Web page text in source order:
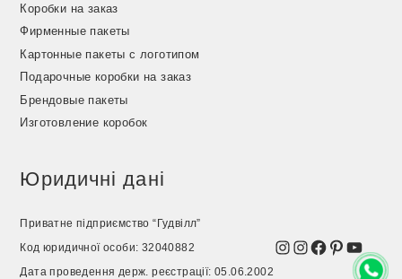
Коробки на заказ
Фирменные пакеты
Картонные пакеты с логотипом
Подарочные коробки на заказ
Брендовые пакеты
Изготовление коробок
Юридичні дані
Приватне підприємство “Гудвілл”
Код юридичної особи: 32040882
Дата проведення держ. реєстрації: 05.06.2002
Instagram
Instagram
Facebook
Pinterest